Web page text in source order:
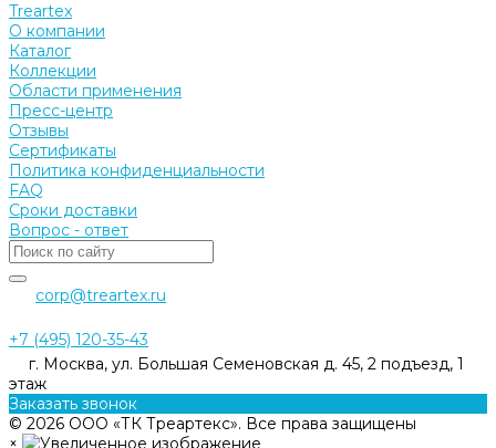
Treartex
О компании
Каталог
Коллекции
Области применения
Пресс-центр
Отзывы
Сертификаты
Политика конфиденциальности
FAQ
Сроки доставки
Вопрос - ответ
corp@treartex.ru
+7 (495) 120-35-43
г. Москва, ул. Большая Семеновская д. 45, 2 подъезд, 1
этаж
Заказать звонок
© 2026 ООО «ТК Треартекс». Все права защищены
×